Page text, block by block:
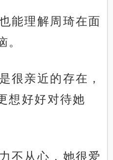
能理解周琦在面
。
很亲近的存在，
想好好对待她
不从心，她很爱